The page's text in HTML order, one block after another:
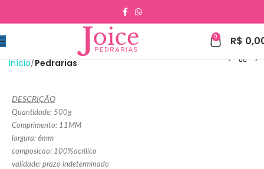
0 R$
Início Pedrarias
DESCRIÇÃO
Quantidade: 500g
Comprimento: 11MM
largura: 6mm
composicao: 100%acrilico
validade: prazo indeterminado